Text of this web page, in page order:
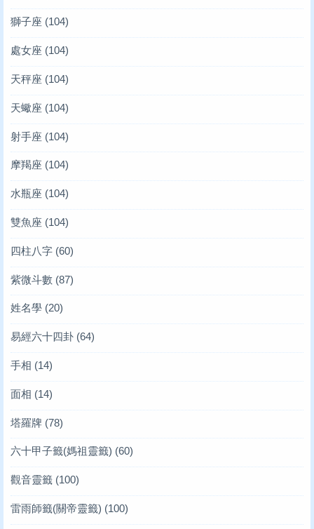
獅子座 (104)
處女座 (104)
天秤座 (104)
天蠍座 (104)
射手座 (104)
摩羯座 (104)
水瓶座 (104)
雙魚座 (104)
四柱八字 (60)
紫微斗數 (87)
姓名學 (20)
易經六十四卦 (64)
手相 (14)
面相 (14)
塔羅牌 (78)
六十甲子籤(媽祖靈籤) (60)
觀音靈籤 (100)
雷雨師籤(關帝靈籤) (100)